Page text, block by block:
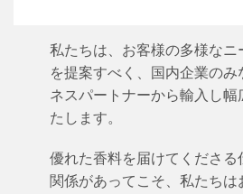
私たちは、お客様の多様なニ
を提案すべく、国内企業のみ
ネスパートナーから輸入し幅
たします。
優れた香料を届けてくださる
関係があってこそ、私たちは